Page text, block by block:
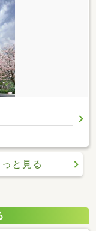
っと見る